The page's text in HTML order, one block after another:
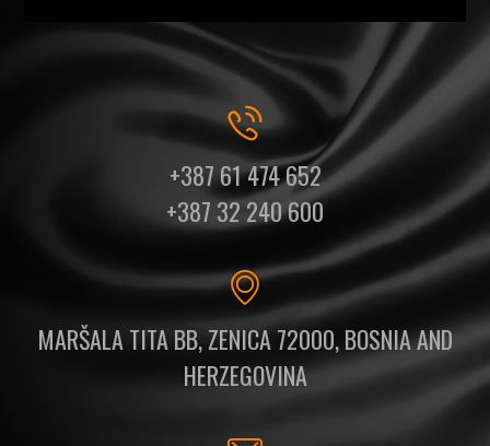
+387 61 474 652
+387 32 240 600
MARŠALA TITA BB, ZENICA 72000, BOSNIA AND
HERZEGOVINA